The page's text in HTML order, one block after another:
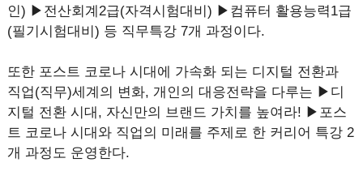
인) ▶전산회계2급(자격시험대비) ▶컴퓨터 활용능력1급
(필기시험대비) 등 직무특강 7개 과정이다.
또한 포스트 코로나 시대에 가속화 되는 디지털 전환과
직업(직무)세계의 변화, 개인의 대응전략을 다루는 ▶디
지털 전환 시대, 자신만의 브랜드 가치를 높여라! ▶포스
트 코로나 시대와 직업의 미래를 주제로 한 커리어 특강 2
개 과정도 운영한다.